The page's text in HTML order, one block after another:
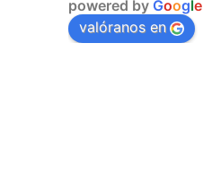
powered by Google
valóranos en